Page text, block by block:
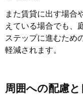
また賃貸に出す場合
えている場合でも、
ステップに進むため
軽減されます。
周囲への配慮